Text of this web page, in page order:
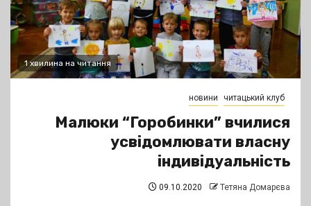
1 хвилина на читання
новини читацький клуб
Малюки “Горобинки” вчилися
усвідомлювати власну
індивідуальність
09.10.2020 Тетяна Домарєва